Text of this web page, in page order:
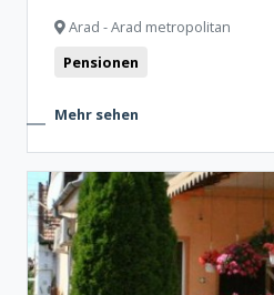
Arad - Arad metropolitan
Pensionen
Mehr sehen